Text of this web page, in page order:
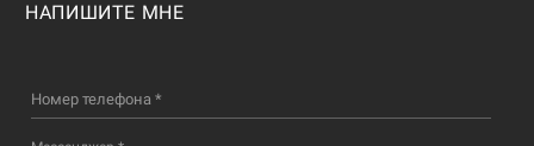
НАПИШИТЕ МНЕ
Номер телефона *